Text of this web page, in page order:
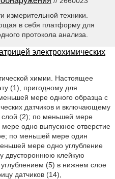
измерительной техники.
в себя платформу для
протокола анализа.
электрохимических
химии. Настоящее
(1), пригодному для
мере одного образца с
датчиков и включающему
(2); по меньшей мере
одно выпускное отверстие
по меньшей мере один
мере одно углубление
двустороннюю клейкую
(5) в нижнем слое
датчиков (14),